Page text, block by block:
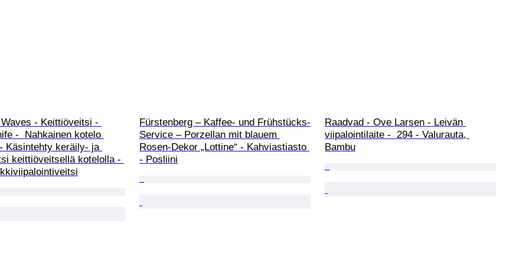
- Keittiöveitsi -
-  Nahkainen kotelo
Käsintehty keräily- ja
keittiöveitsellä kotelolla -
Fürstenberg – Kaffee- und Frühstücks-
Service – Porzellan mit blauem
Rosen-Dekor „Lottine“ - Kahviastiasto
- Posliini
Raadvad - Ove Larsen - Leivän
viipalointilaite -  294 - Valurauta,
Bambu